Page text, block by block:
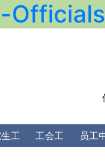
Intellectual
工
工会工
员工